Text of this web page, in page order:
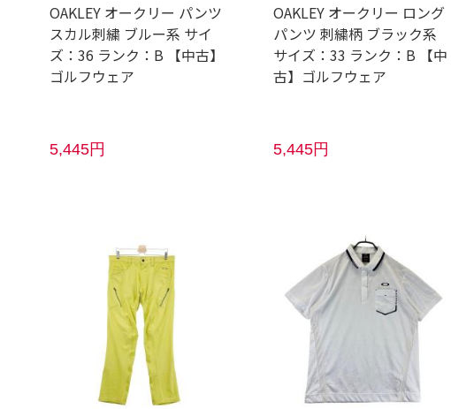
OAKLEY オークリー パンツ
スカル刺繍 ブルー系 サイ
ズ：36 ランク：B 【中古】
ゴルフウェア
5,445円
OAKLEY オークリー ロング
パンツ 刺繍柄 ブラック系
サイズ：33 ランク：B 【中
古】ゴルフウェア
5,445円